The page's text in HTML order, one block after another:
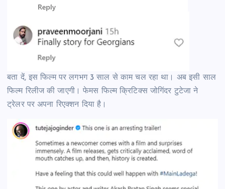
बता दें, इस फिल्म पर लगभग 3 साल से काम चल रहा था। अब इसी साल
फिल्म रिलीज की जाएगी। फेमस फिल्म क्रिटिक्स जोगिंदर टुटेजा ​​​​​​ने
ट्रेलर पर अपना रिएक्शन दिया है।